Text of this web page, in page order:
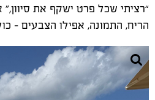
“רציתי שכל פרט ישקף את סיוון,”
הריח, התמונה, אפילו הצבעים –